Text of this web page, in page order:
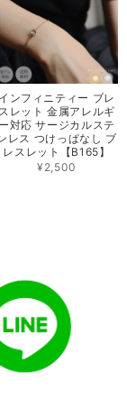
インフィニティー ブレ
スレット 金属アレルギ
ー対応 サージカルステ
レス つけっぱなし ブ
レスレット【B165】
¥2,500